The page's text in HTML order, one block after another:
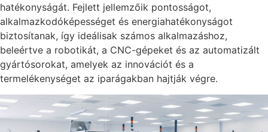
hatékonyságát. Fejlett jellemzőik pontosságot,
alkalmazkodóképességet és energiahatékonyságot
biztosítanak, így ideálisak számos alkalmazáshoz,
beleértve a robotikát, a CNC-gépeket és az automatizált
gyártósorokat, amelyek az innovációt és a
termelékenységet az iparágakban hajtják végre.